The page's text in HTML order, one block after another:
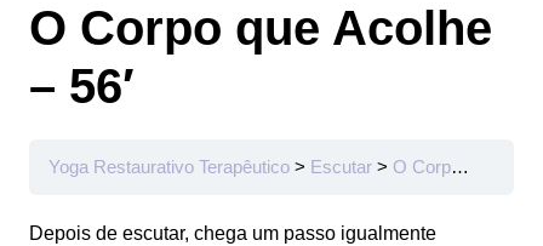
O Corpo que Acolhe
– 56′
Yoga Restaurativo Terapêutico Escutar O Corpo que Acolhe – 56′
Depois de escutar, chega um passo igualmente